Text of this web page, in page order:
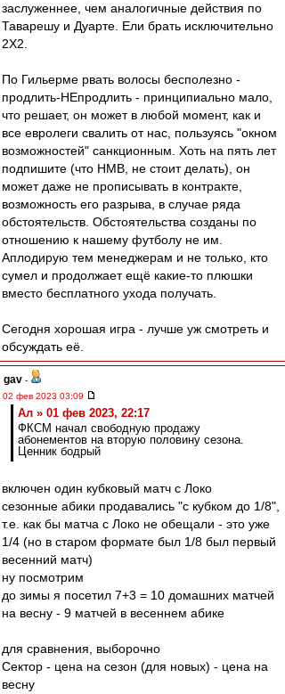
заслуженнее, чем аналогичные действия по
Таварешу и Дуарте. Ели брать исключительно
2Х2.
По Гильерме рвать волосы бесполезно -
продлить-НЕпродлить - принципиально мало,
что решает, он может в любой момент, как и
все евролеги свалить от нас, пользуясь "окном
возможностей" санкционным. Хоть на пять лет
подпишите (что НМВ, не стоит делать), он
может даже не прописывать в контракте,
возможность его разрыва, в случае ряда
обстоятельств. Обстоятельства созданы по
отношению к нашему футболу не им.
Аплодирую тем менеджерам и не только, кто
сумел и продолжает ещё какие-то плюшки
вместо бесплатного ухода получать.
Сегодня хорошая игра - лучше уж смотреть и
обсуждать её.
gav -
02 фев 2023 03:09
Ал » 01 фев 2023, 22:17
ФКСМ начал свободную продажу
абонементов на вторую половину сезона.
Ценник бодрый
включен один кубковый матч с Локо
сезонные абики продавались "с кубком до 1/8",
т.е. как бы матча с Локо не обещали - это уже
1/4 (но в старом формате был 1/8 был первый
весенний матч)
ну посмотрим
до зимы я посетил 7+3 = 10 домашних матчей
на весну - 9 матчей в весеннем абике
для сравнения, выборочно
Сектор - цена на сезон (для новых) - цена на
весну